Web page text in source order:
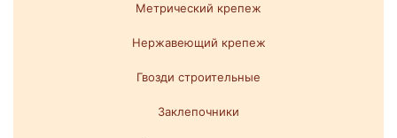
Метрический крепеж
Нержавеющий крепеж
Гвозди строительные
Заклепочники